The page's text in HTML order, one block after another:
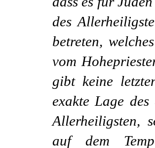
des
betreten,
vom
gibt keine
exakte Lage des
Allerheiligsten,
auf dem